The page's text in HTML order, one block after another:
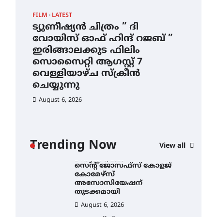
FILM LATEST
ട്യുണീഷ്യൻ ചിത്രം ” ദി
വോയിസ് ഓഫ് ഹിന്ദ് റജബ് ”
ഇരിങ്ങാലക്കുട ഫിലിം
സൊസൈറ്റി ആഗസ്റ്റ് 7
വെള്ളിയാഴ്ച സ്‌ക്രീൻ
ചെയ്യുന്നു
August 6, 2026
Trending Now View all
4.4 മില്ലി മീറ്റർ മഴ ലഭിച്ചു
August 6, 2026
ഐ.ഐ.ടി മദ്രാസ്സിൽ നിന്നും
ഡോക്ടറേറ്റ് – ഇരിങ്ങാലക്കുട
സ്വദേശി ആതിര എം കെ
യുടെ നേട്ടം പ്രതിസന്ധികളോട്
പൊരുതി
August 5, 2026
ട്യുണീഷ്യൻ ചിത്രം ” ദി
ചെയ്യുന്നു
August 6, 2026
സെന്റ് ജോസഫ്സ് കോളജ്
കോമേഴ്‌സ്
അസോസിയേഷന്
തുടക്കമായി
August 6, 2026